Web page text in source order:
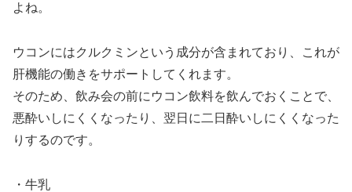
よね。
ウコンにはクルクミンという成分が含まれており、これが
肝機能の働きをサポートしてくれます。
そのため、飲み会の前にウコン飲料を飲んでおくことで、
悪酔いしにくくなったり、翌日に二日酔いしにくくなった
りするのです。
・牛乳